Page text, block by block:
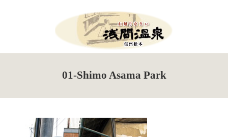
01-Shimo Asama Park
Events Information